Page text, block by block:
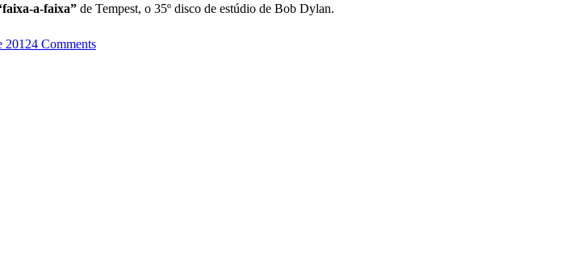
a-faixa” de Tempest, o 35º disco de estúdio de Bob Dylan.
20124 Comments